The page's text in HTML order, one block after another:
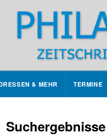
& MEHR TERMINE